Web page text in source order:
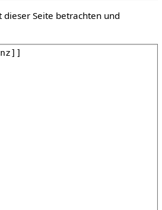
Seite betrachten und